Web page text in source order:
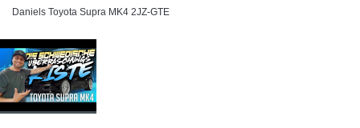
⁣Daniels Toyota Supra MK4 2JZ-GTE